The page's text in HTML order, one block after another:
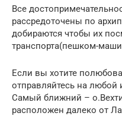
Все
рассредоточены по
добираются чтобы их
транспорта(пешком-
Если вы хотите
отправляйтесь на
Самый ближний –
расположен далеко от